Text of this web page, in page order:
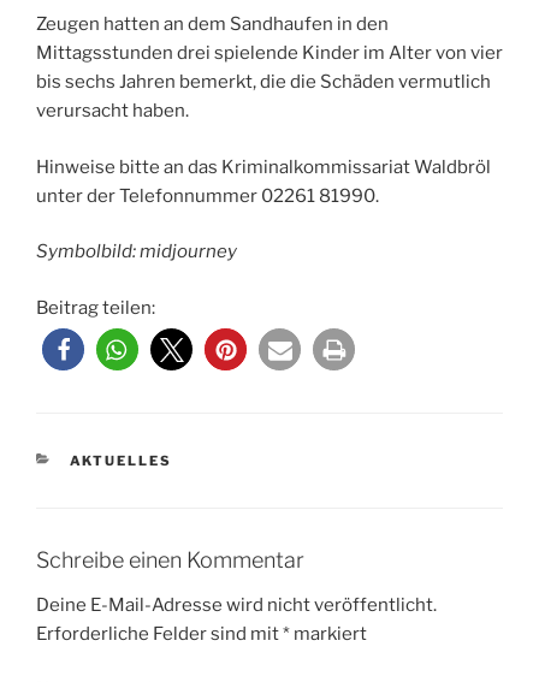
Zeugen hatten an dem Sandhaufen in den
Mittagsstunden drei spielende Kinder im Alter von vier
bis sechs Jahren bemerkt, die die Schäden vermutlich
verursacht haben.
Hinweise bitte an das Kriminalkommissariat Waldbröl
unter der Telefonnummer 02261 81990.
Symbolbild: midjourney
Beitrag teilen:
KATEGORIEN
AKTUELLES
Schreibe einen Kommentar
Deine E-Mail-Adresse wird nicht veröffentlicht.
Erforderliche Felder sind mit* markiert